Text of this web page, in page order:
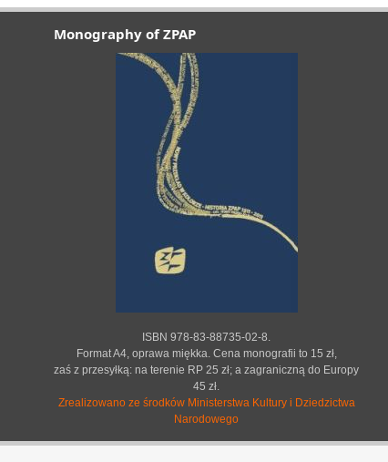
Monography of ZPAP
ISBN 978-83-88735-02-8.
Format A4, oprawa miękka. Cena monografii to 15 zł,
zaś z przesyłką: na terenie RP 25 zł; a zagraniczną do Europy
45 zł.
Zrealizowano ze środków Ministerstwa Kultury i Dziedzictwa
Narodowego